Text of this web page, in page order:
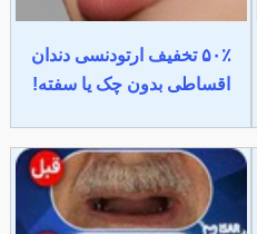
۵۰٪ تخفیف ارتودنسی دندان
اقساطی بدون چک یا سفته!